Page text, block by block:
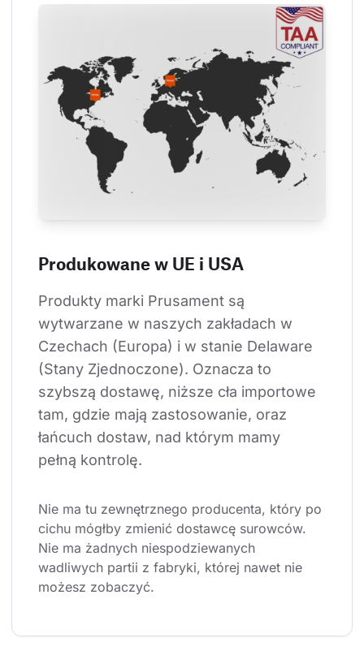
Produkowane w UE i USA
Produkty marki Prusament są
wytwarzane w naszych zakładach w
Czechach (Europa) i w stanie Delaware
(Stany Zjednoczone). Oznacza to
szybszą dostawę, niższe cła importowe
tam, gdzie mają zastosowanie, oraz
łańcuch dostaw, nad którym mamy
pełną kontrolę.
Nie ma tu zewnętrznego producenta, który po
cichu mógłby zmienić dostawcę surowców.
Nie ma żadnych niespodziewanych
wadliwych partii z fabryki, której nawet nie
możesz zobaczyć.